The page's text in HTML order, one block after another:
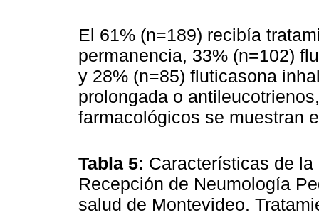
El 61% (n=189) recibía
permanencia, 33% (n=102)
y 28% (n=85) fluticasona
prolongada o
farmacológicos se muestran
Tabla 5: Características de
Recepción de Neumología
salud de Montevideo.